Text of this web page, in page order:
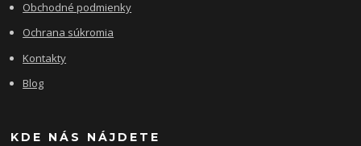
Obchodné podmienky
Ochrana súkromia
Kontakty
Blog
KDE NÁS NÁJDETE